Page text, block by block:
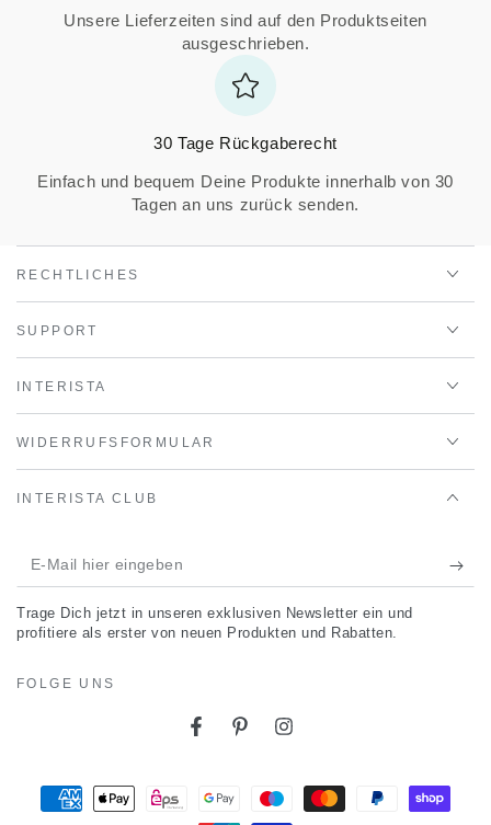
Unsere Lieferzeiten sind auf den Produktseiten
ausgeschrieben.
30 Tage Rückgaberecht
Einfach und bequem Deine Produkte innerhalb von 30
Tagen an uns zurück senden.
RECHTLICHES
SUPPORT
INTERISTA
WIDERRUFSFORMULAR
INTERISTA CLUB
E-
Mail
hier
Trage Dich jetzt in unseren exklusiven Newsletter ein und
profitiere als erster von neuen Produkten und Rabatten.
FOLGE UNS
FacebookPinterestInstagram
Zahlungsmöglichkeiten